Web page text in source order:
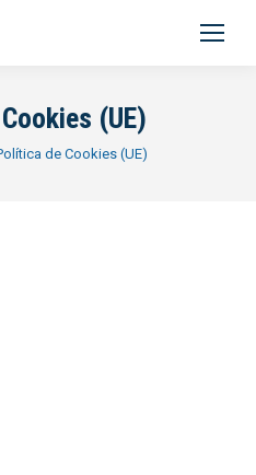
Procurar:
(UE)
de Cookies (UE)